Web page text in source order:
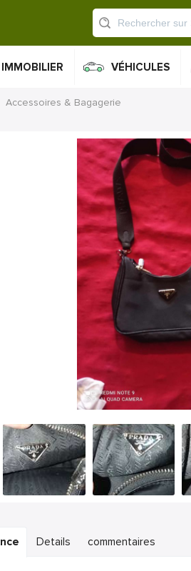
IMMOBILIER VÉHICULES
Accessoires & Bagagerie
Details commentaires